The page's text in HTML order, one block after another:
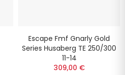
Escape Fmf Gnarly Gold
Series Husaberg TE 250/300
11-14
309,00 €